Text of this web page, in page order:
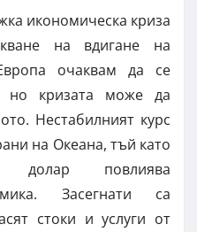
икономическа криза
на вдигане на
очаквам да се
но кризата може да
Нестабилният курс
на Океана, тъй като
долар повлиява
Засегнати са
стоки и услуги от